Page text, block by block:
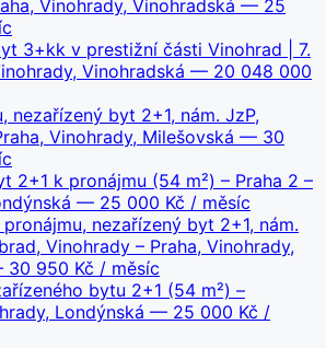
Vinohrady, Vinohradská — 25
3+kk v prestižní části Vinohrad | 7.
Vinohradská — 20 048 000
nezařízený byt 2+1, nám. JzP,
Vinohrady, Milešovská — 30
2+1 k pronájmu (54 m²) – Praha 2 –
— 25 000 Kč / měsíc
nezařízený byt 2+1, nám.
Vinohrady – Praha, Vinohrady,
950 Kč / měsíc
bytu 2+1 (54 m²) –
Londýnská — 25 000 Kč /